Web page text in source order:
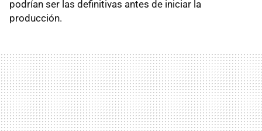
podrían ser las definitivas antes de iniciar la
producción.